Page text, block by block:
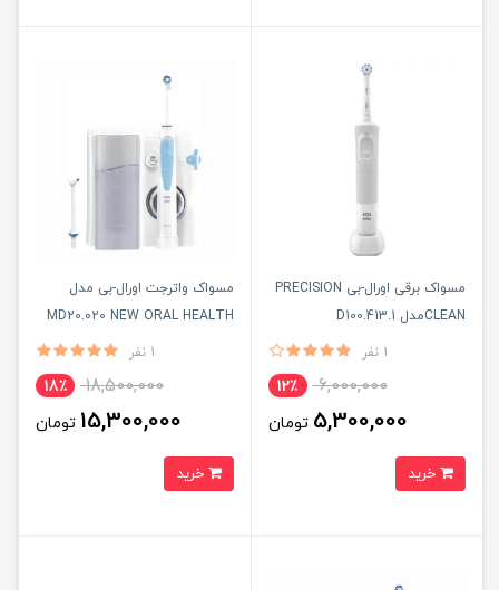
مسواک برقی اورال-بی PRECISION
CLEANمدل D100.413.1
1 نفر
6,000,000 12٪
5,300,000 تومان
مسواک واترجت اورال-بی مدل
MD20.020 NEW ORAL HEALTH
1 نفر
18,500,000 18٪
15,300,000 تومان
خرید